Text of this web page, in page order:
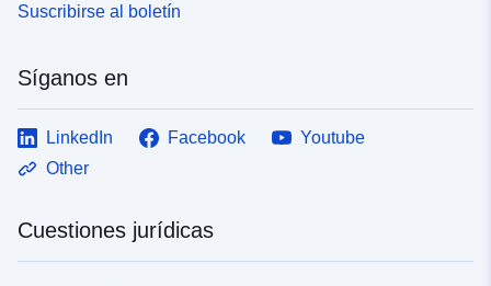
Suscribirse al boletín
Síganos en
LinkedIn Facebook
Youtube
Other
Cuestiones jurídicas